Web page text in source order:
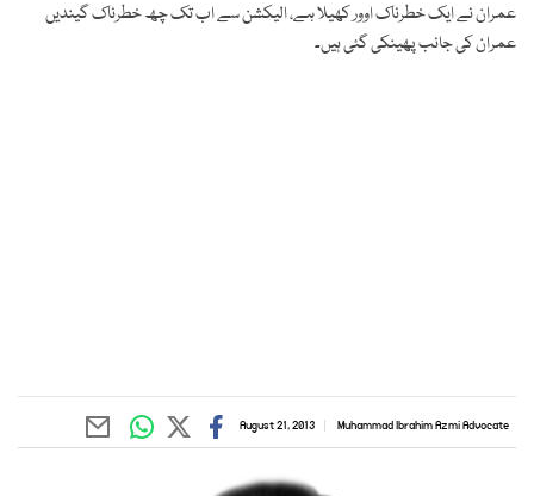
عمران نے ایک خطرناک اوور کھیلا ہے، الیکشن سے اب تک چھ خطرناک گیندیں
عمران کی جانب پھینکی گئی ہیں۔
Muhammad Ibrahim Azmi Advocate
August 21, 2013